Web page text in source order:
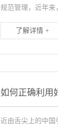
规范管理，近年来
了解详情 +
如何正确利用
近由舌尖上的中国